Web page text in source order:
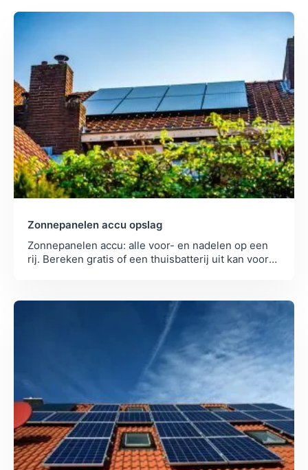
Zonnepanelen accu opslag
Zonnepanelen accu: alle voor- en nadelen op een
rij. Bereken gratis of een thuisbatterij uit kan voor